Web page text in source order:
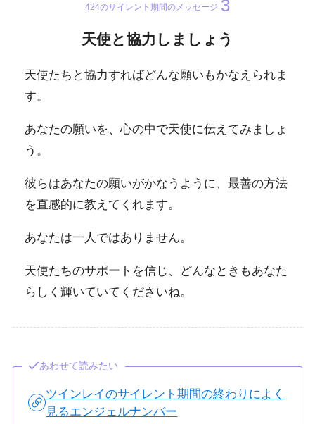
424のサイレント期間のメッセージ
天使と協力しましょう
天使たちと協力すればどんな願いもかなえられま
す。
あなたの願いを、心の中で天使に伝えてみましょ
う。
彼らはあなたの願いがかなうように、最善の方法
を直感的に教えてくれます。
あなたは一人ではありません。
天使たちのサポートを信じ、どんなときもあなた
らしく輝いていてくださいね。
あわせて読みたい
ツインレイのサイレント期間の終わりによく
見るエンジェルナンバー